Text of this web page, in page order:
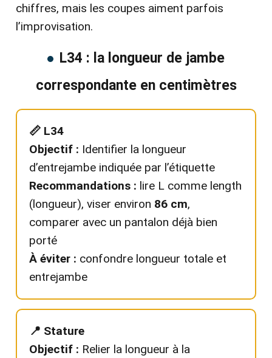
chiffres, mais les coupes aiment parfois
l’improvisation.
L34 : la longueur de jambe
correspondante en centimètres
📏 L34
Objectif : Identifier la longueur
d’entrejambe indiquée par l’étiquette
Recommandations : lire L comme length
(longueur), viser environ 86 cm,
comparer avec un pantalon déjà bien
porté
À éviter : confondre longueur totale et
entrejambe
📍 Stature
Objectif : Relier la longueur à la